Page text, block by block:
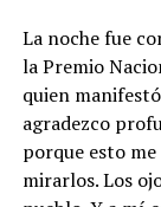
La noche fue
la Premio
quien
agradezco
porque esto
mirarlos. Los